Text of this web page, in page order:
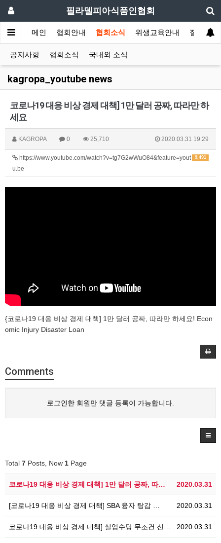
필라델피아식품인협회
메인 협회안내 협회소식 위생교육안내 질의답변
공지사항 협회소식 국내외 소식
kagropa_youtube news
코로나19 대응 비상 경제 대책] 1만 달러 공짜, 따라만 하
세요
KAGROPA 0 25,710 2020.03.31 19:29
9,491
https://www.youtube.com/watch?v=tg7G2wWuO84&feature=yout
u.be
{코로나19 대응 비상 경제 대책] 1만 달러 공짜, 따라만 하세요! Econ
omic Injury Disaster Loan
Comments
로그인한 회원만 댓글 등록이 가능합니다.
Total 7 Posts, Now 1 Page
2020.03.31
코로나19 대응 비상 경제 대책] 1만 달러 공짜, 따…
2020.03.31
[코로나19 대응 비상 경제 대책] SBA 융자 탕감 …
2020.03.31
코로나19 대응 비상 경제 대책] 실업수당 무조건 신청…